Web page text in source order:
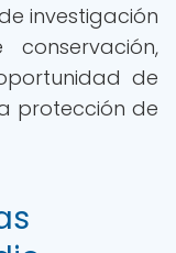
investigación
de
protección de